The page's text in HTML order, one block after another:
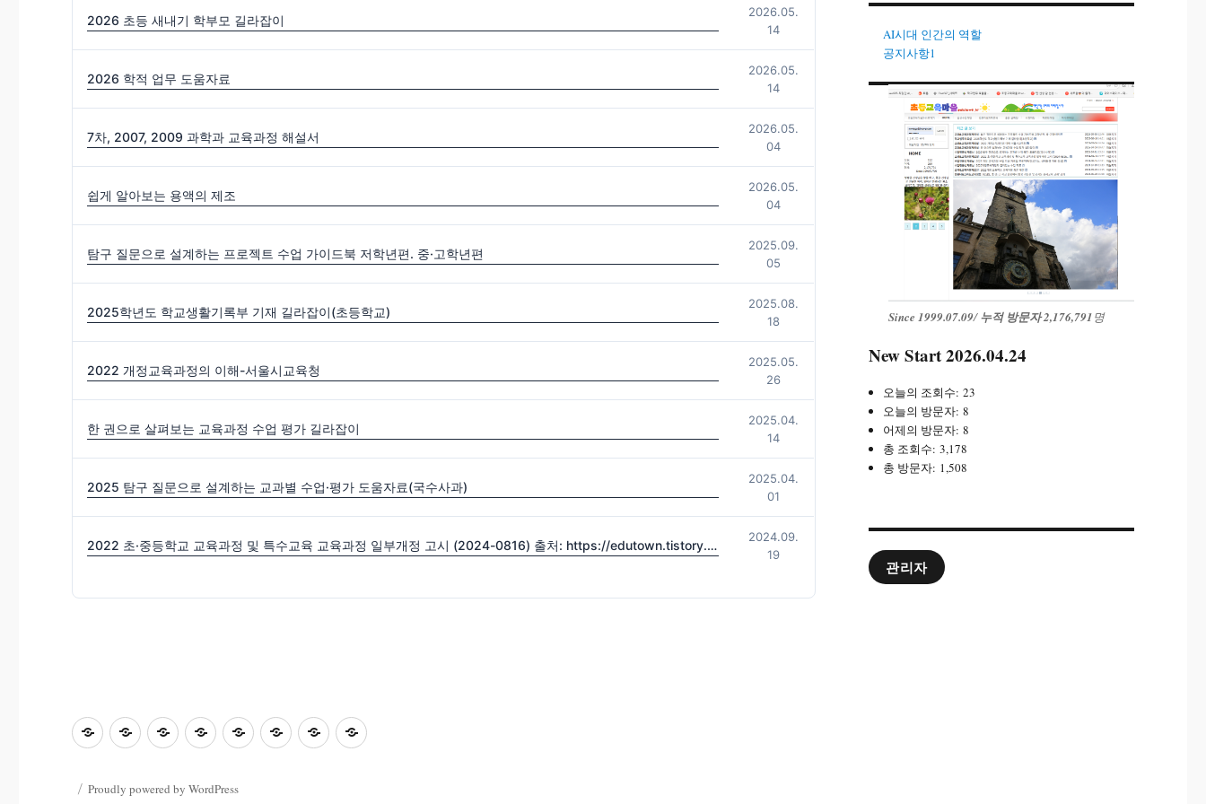
2026 초등 새내기 학부모 길라잡이
2026.05.
14
2026 학적 업무 도움자료
2026.05.
14
7차, 2007, 2009 과학과 교육과정 해설서
2026.05.
04
쉽게 알아보는 용액의 제조
2026.05.
04
탐구 질문으로 설계하는 프로젝트 수업 가이드북 저학년편. 중·고학년편
2025.09.
05
2025학년도 학교생활기록부 기재 길라잡이(초등학교)
2025.08.
18
2022 개정교육과정의 이해-서울시교육청
2025.05.
26
한 권으로 살펴보는 교육과정 수업 평가 길라잡이
2025.04.
14
2025 탐구 질문으로 설계하는 교과별 수업·평가 도움자료(국수사과)
2025.04.
01
2022 초·중등학교 교육과정 및 특수교육 교육과정 일부개정 고시 (2024-0816) 출처: https://edutown.tistory.com/1594 [초등교육마을2:티스토리]
2024.09.
19
AI시대 인간의 역할
공지사항1
Since 1999.07.09/누적 방문자 2,176,791명
New Start 2026.04.24
오늘의 조회수:23
오늘의 방문자:8
어제의 방문자:8
총 조회수:3,178
총 방문자: 1,508
관리자
초
홈
좋
과
좋
사
자
학
Proudly powered by WordPress